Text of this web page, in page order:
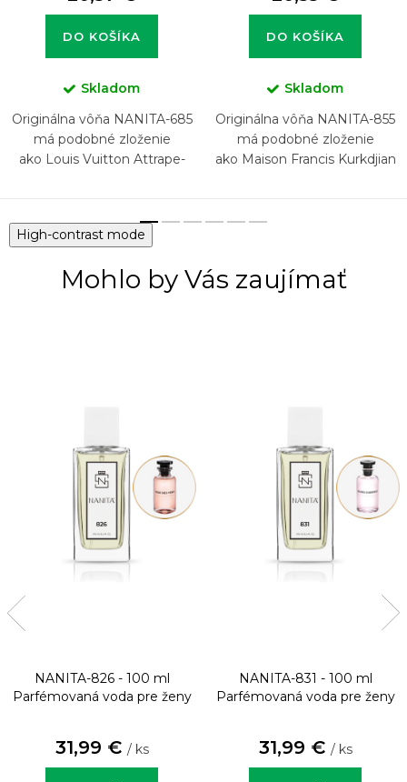
DO KOŠÍKA
Skladom
Originálna vôňa NANITA-685
má podobné zloženie
ako Louis Vuitton Attrape-
DO KOŠÍKA
Skladom
Originálna vôňa NANITA-855
má podobné zloženie
ako Maison Francis Kurkdjian
High-contrast mode
Mohlo by Vás zaujímať
NANITA-826 - 100 ml
Parfémovaná voda pre ženy
31,99 € / ks
NANITA-831 - 100 ml
Parfémovaná voda pre ženy
31,99 € / ks